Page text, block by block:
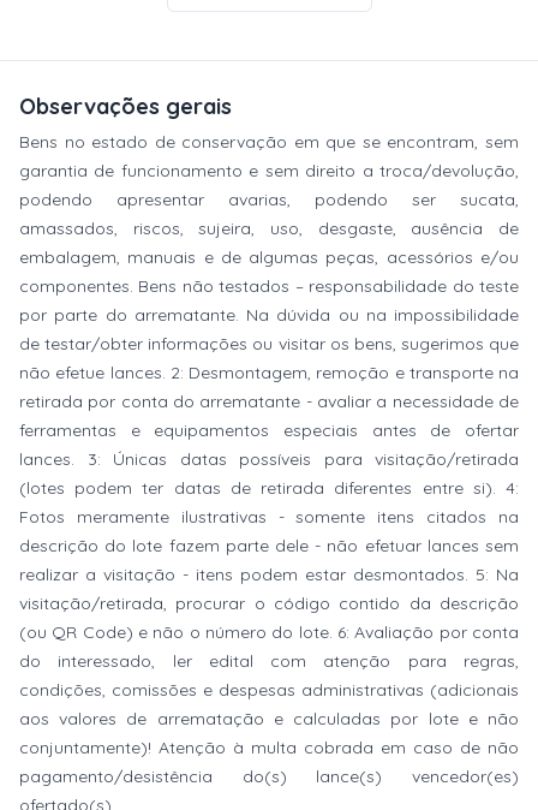
Observações gerais
Bens no estado de conservação em que se encontram, sem
garantia de funcionamento e sem direito a troca/devolução,
podendo apresentar avarias, podendo ser sucata,
amassados, riscos, sujeira, uso, desgaste, ausência de
embalagem, manuais e de algumas peças, acessórios e/ou
componentes. Bens não testados – responsabilidade do teste
por parte do arrematante. Na dúvida ou na impossibilidade
de testar/obter informações ou visitar os bens, sugerimos que
não efetue lances. 2: Desmontagem, remoção e transporte na
retirada por conta do arrematante - avaliar a necessidade de
ferramentas e equipamentos especiais antes de ofertar
lances. 3: Únicas datas possíveis para visitação/retirada
(lotes podem ter datas de retirada diferentes entre si). 4:
Fotos meramente ilustrativas - somente itens citados na
descrição do lote fazem parte dele - não efetuar lances sem
realizar a visitação - itens podem estar desmontados. 5: Na
visitação/retirada, procurar o código contido da descrição
(ou QR Code) e não o número do lote. 6: Avaliação por conta
do interessado, ler edital com atenção para regras,
condições, comissões e despesas administrativas (adicionais
aos valores de arrematação e calculadas por lote e não
conjuntamente)! Atenção à multa cobrada em caso de não
pagamento/desistência do(s) lance(s) vencedor(es)
ofertado(s).